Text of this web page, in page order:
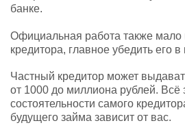
банке.
Официальная работа также мало
кредитора, главное убедить его
Частный кредитор может
от 1000 до миллиона рублей. Всё
состоятельности самого
будущего займа зависит от вас.